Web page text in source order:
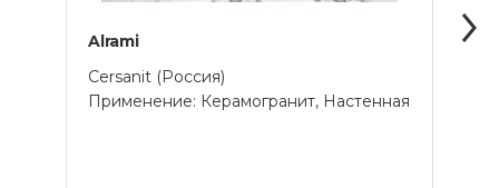
Alrami
Cersanit (Россия)
Применение: Керамогранит, Настенная